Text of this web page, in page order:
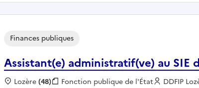
Assistant(e) administratif(ve) au SIE
Finances publiques
Localisation :
Lozère(48) Fonction publique :
Fonction publique de l'État DDFIP